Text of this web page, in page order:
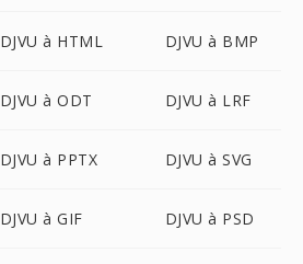
DJVU à HTML DJVU à BMP
DJVU à ODT DJVU à LRF
DJVU à PPTX DJVU à SVG
DJVU à GIF DJVU à PSD